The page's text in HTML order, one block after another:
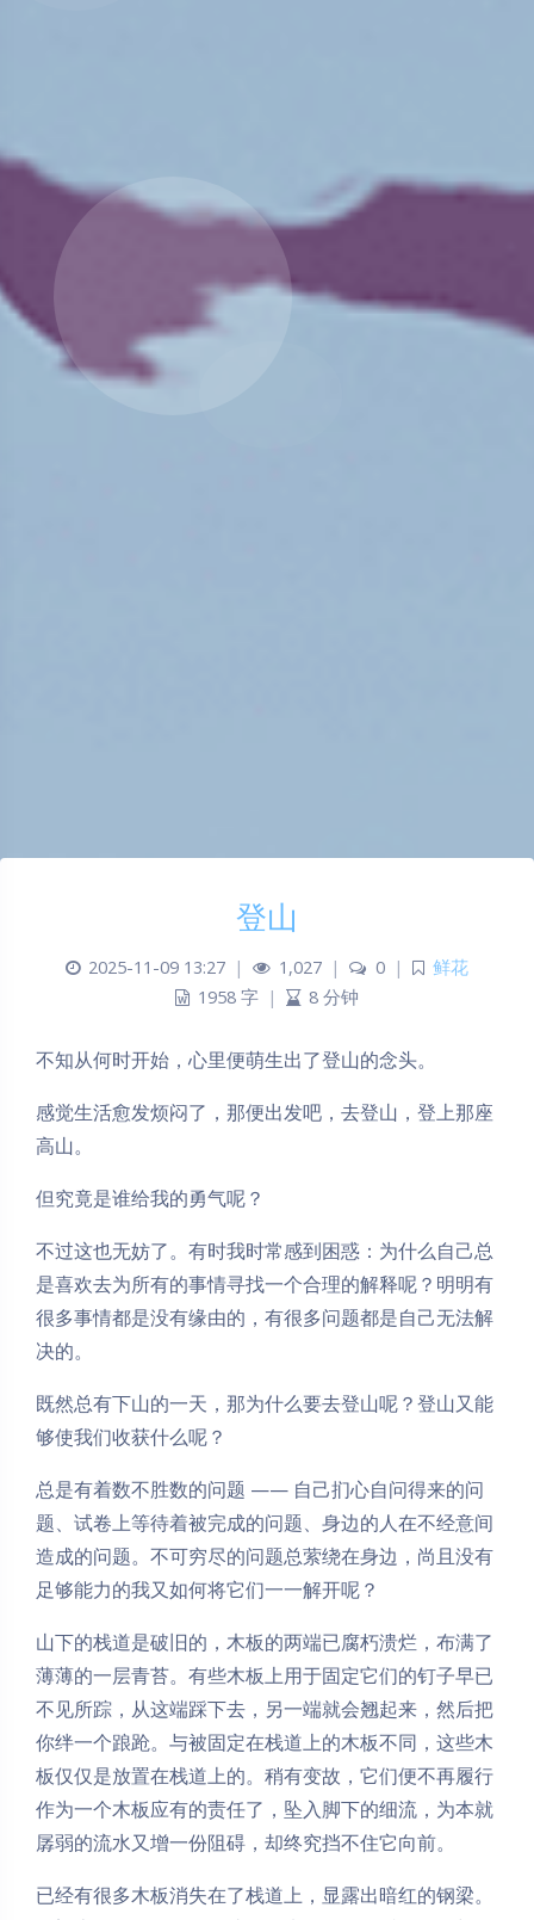
登山
2025-11-09 13:27 | 1,027 | 0 |
鲜花
1958 字 | 8 分钟
不知从何时开始，心里便萌生出了登山的念头。
感觉生活愈发烦闷了，那便出发吧，去登山，登上那座
高山。
但究竟是谁给我的勇气呢？
不过这也无妨了。有时我时常感到困惑：为什么自己总
是喜欢去为所有的事情寻找一个合理的解释呢？明明有
很多事情都是没有缘由的，有很多问题都是自己无法解
决的。
既然总有下山的一天，那为什么要去登山呢？登山又能
够使我们收获什么呢？
总是有着数不胜数的问题 —— 自己扪心自问得来的问
题、试卷上等待着被完成的问题、身边的人在不经意间
造成的问题。不可穷尽的问题总萦绕在身边，尚且没有
足够能力的我又如何将它们一一解开呢？
山下的栈道是破旧的，木板的两端已腐朽溃烂，布满了
薄薄的一层青苔。有些木板上用于固定它们的钉子早已
不见所踪，从这端踩下去，另一端就会翘起来，然后把
你绊一个踉跄。与被固定在栈道上的木板不同，这些木
板仅仅是放置在栈道上的。稍有变故，它们便不再履行
作为一个木板应有的责任了，坠入脚下的细流，为本就
孱弱的流水又增一份阻碍，却终究挡不住它向前。
已经有很多木板消失在了栈道上，显露出暗红的钢梁。